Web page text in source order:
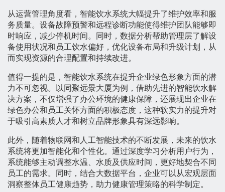
从运营管理角度看，智能饮水系统大幅提升了维护效率和服
务质量。设备故障预警和远程诊断功能使得维护团队能够即
时响应，减少停机时间。同时，数据分析帮助管理层了解设
备使用状况和员工饮水偏好，优化设备布局和升级计划，从
而实现资源的合理配置和持续改进。
值得一提的是，智能饮水系统在提升企业绿色形象方面的潜
力不可忽视。以同聚远景大厦为例，借助先进的智能饮水解
决方案，不仅增强了办公环境的健康保障，还展现出企业在
绿色办公和员工关怀方面的积极态度，这种软实力的提升对
于吸引高素质人才和树立品牌形象具有深远影响。
此外，随着物联网和人工智能技术的不断发展，未来的饮水
系统将更加智能化和个性化。通过深度学习分析用户行为，
系统能够主动调整水温、水质及供应时间，更好地契合不同
员工的需求。同时，结合大数据平台，企业可以从宏观层面
洞察整体员工健康趋势，助力健康管理策略的科学制定。